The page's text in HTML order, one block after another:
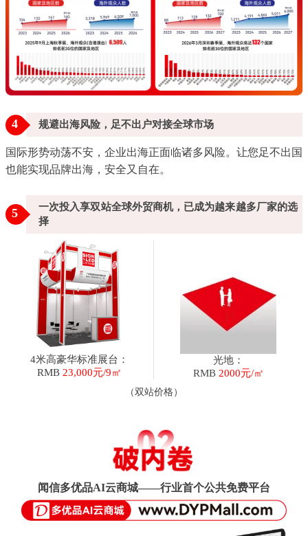
4 规避出海风险，足不出户对接全球市场
国际形势动荡不安，企业出海正面临诸多风险。让您足不出国
也能实现品牌出海，安全又自在。
5
一次投入享双站全球外贸商机，已成为越来越多厂家的选
择
4米高豪华标准展台：
RMB 23,000元/9㎡
光地：
RMB2000元/㎡
（双站价格）
闻信多优品AI云商城——行业首个公共免费平台